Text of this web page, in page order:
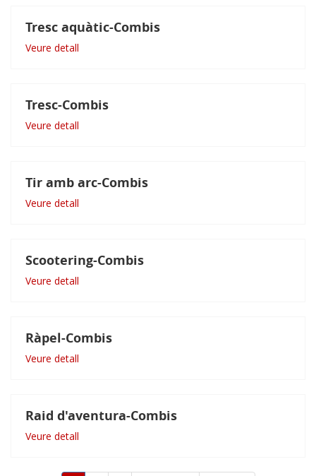
Tresc aquàtic-Combis
Veure detall
Tresc-Combis
Veure detall
Tir amb arc-Combis
Veure detall
Scootering-Combis
Veure detall
Ràpel-Combis
Veure detall
Raid d'aventura-Combis
Veure detall